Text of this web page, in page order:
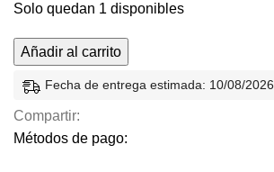
Solo quedan 1 disponibles
Añadir al carrito
Fecha de entrega estimada: 10/08/2026
Compartir:
Métodos de pago: